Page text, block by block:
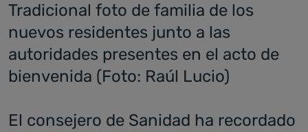
Tradicional foto de familia de los
nuevos residentes junto a las
autoridades presentes en el acto de
bienvenida (Foto: Raúl Lucio)
El consejero de Sanidad ha recordado